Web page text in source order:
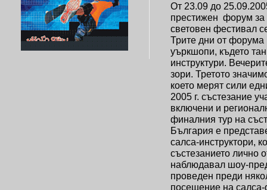
От 23.09 до
престижен форум за
световен фестивал
Трите дни от форума
уъркшопи, където
инструктури.
зори. Третото
което мерят сили
2005 г. състезание
включени и
финалния тур на
България е
салса-инструктори,
състезанието лично
наблюдавал шоу-
проведен преди
посещение на салса-